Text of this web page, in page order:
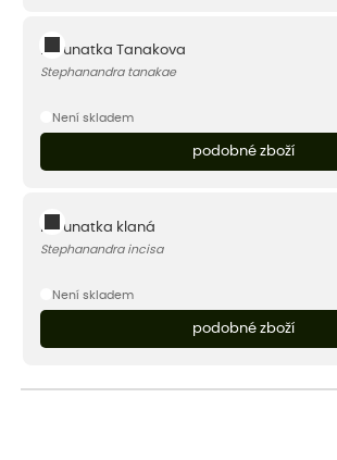
Korunatka Tanakova
Stephanandra tanakae
Není skladem
podobné zboží
Korunatka klaná
Stephanandra incisa
Není skladem
podobné zboží